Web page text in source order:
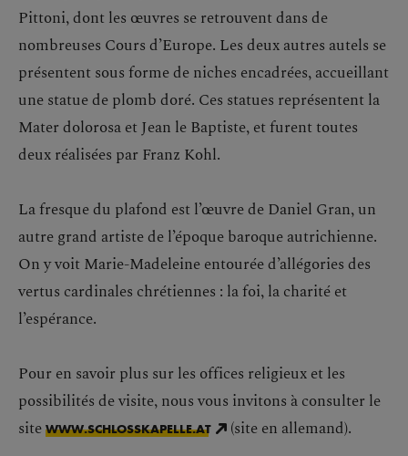
Pittoni, dont les œuvres se retrouvent dans de
nombreuses Cours d’Europe. Les deux autres autels se
présentent sous forme de niches encadrées, accueillant
une statue de plomb doré. Ces statues représentent la
Mater dolorosa et Jean le Baptiste, et furent toutes
deux réalisées par Franz Kohl.
La fresque du plafond est l’œuvre de Daniel Gran, un
autre grand artiste de l’époque baroque autrichienne.
On y voit Marie-Madeleine entourée d’allégories des
vertus cardinales chrétiennes : la foi, la charité et
l’espérance.
Pour en savoir plus sur les offices religieux et les
possibilités de visite, nous vous invitons à consulter le
site WWW.SCHLOSSKAPELLE.AT (site en allemand).